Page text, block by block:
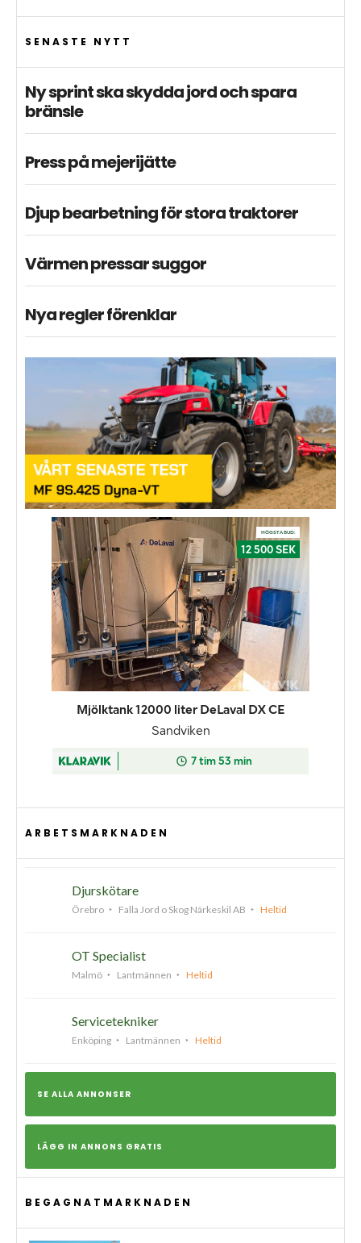
SENASTE NYTT
Ny sprint ska skydda jord och spara
bränsle
Press på mejerijätte
Djup bearbetning för stora traktorer
Värmen pressar suggor
Nya regler förenklar
ARBETSMARKNADEN
Djurskötare
Örebro Falla Jord o Skog Närkeskil AB Heltid
OT Specialist
Malmö Lantmännen Heltid
Servicetekniker
Enköping Lantmännen Heltid
SE ALLA ANNONSER
LÄGG IN ANNONS GRATIS
BEGAGNATMARKNADEN